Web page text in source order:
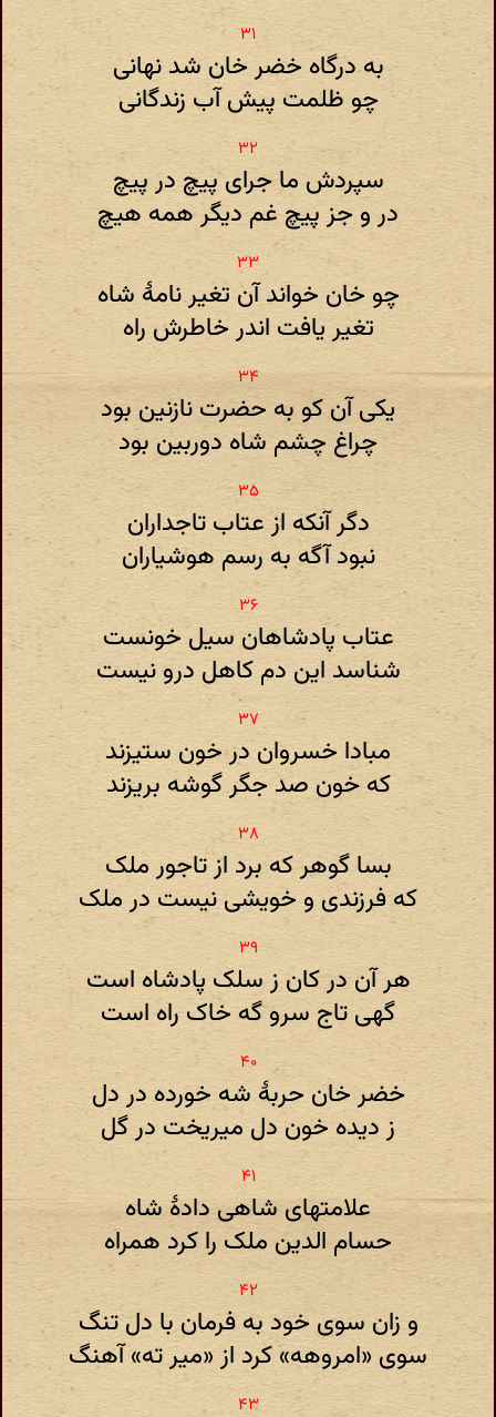
به درگاه خضر خان شد نهانی
چو ظلمت پیش آب زندگانی
سپردش ما جرای پیچ در پیچ
در و جز پیچ غم دیگر همه هیچ
چو خان خواند آن تغیر نامهٔ شاه
تغیر یافت اندر خاطرش راه
یکی آن کو به حضرت نازنین بود
چراغ چشم شاه دوربین بود
دگر آنکه از عتاب تاجداران
نبود آگه به رسم هوشیاران
عتاب پادشاهان سیل خونست
شناسد این دم کاهل درو نیست
مبادا خسروان در خون ستیزند
که خون صد جگر گوشه بریزند
بسا گوهر که برد از تاجور ملک
که فرزندی و خویشی نیست در ملک
هر آن در کان ز سلک پادشاه است
گهی تاج سرو گه خاک راه است
خضر خان حربهٔ شه خورده در دل
ز دیده خون دل میریخت در گل
علامتهای شاهی دادهٔ شاه
حسام الدین ملک را کرد همراه
و زان سوی خود به فرمان با دل تنگ
سوی «امروهه» کرد از «میر ته» آهنگ